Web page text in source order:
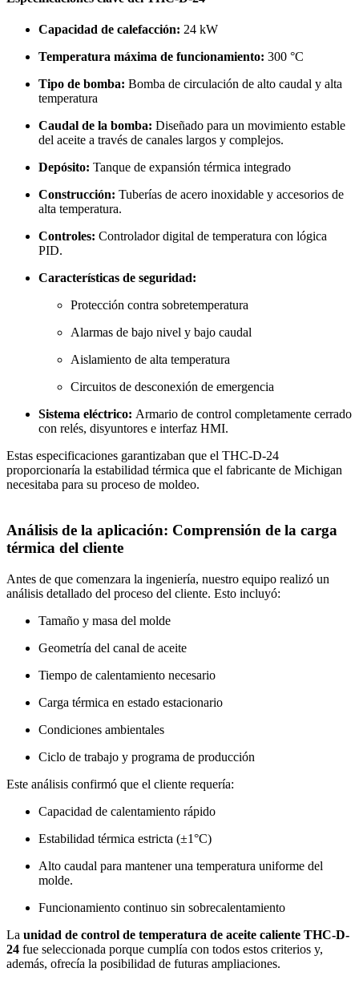
Capacidad de calefacción: 24 kW
Temperatura máxima de funcionamiento: 300 °C
Tipo de bomba: Bomba de circulación de alto caudal y alta
temperatura
Caudal de la bomba: Diseñado para un movimiento estable
del aceite a través de canales largos y complejos.
Depósito: Tanque de expansión térmica integrado
Construcción: Tuberías de acero inoxidable y accesorios de
alta temperatura.
Controles: Controlador digital de temperatura con lógica
PID.
Características de seguridad:
Protección contra sobretemperatura
Alarmas de bajo nivel y bajo caudal
Aislamiento de alta temperatura
Circuitos de desconexión de emergencia
Sistema eléctrico: Armario de control completamente cerrado
con relés, disyuntores e interfaz HMI.
Estas especificaciones garantizaban que el THC-D-24
proporcionaría la estabilidad térmica que el fabricante de Michigan
necesitaba para su proceso de moldeo.
Análisis de la aplicación: Comprensión de la carga
térmica del cliente
Antes de que comenzara la ingeniería, nuestro equipo realizó un
análisis detallado del proceso del cliente. Esto incluyó:
Tamaño y masa del molde
Geometría del canal de aceite
Tiempo de calentamiento necesario
Carga térmica en estado estacionario
Condiciones ambientales
Ciclo de trabajo y programa de producción
Este análisis confirmó que el cliente requería:
Capacidad de calentamiento rápido
Estabilidad térmica estricta (±1°C)
Alto caudal para mantener una temperatura uniforme del
molde.
Funcionamiento continuo sin sobrecalentamiento
La unidad de control de temperatura de aceite caliente THC-D-
24 fue seleccionada porque cumplía con todos estos criterios y,
además, ofrecía la posibilidad de futuras ampliaciones.